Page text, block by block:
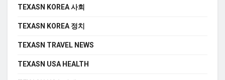
TEXASN KOREA 사회
TEXASN KOREA 정치
TEXASN TRAVEL NEWS
TEXASN USA HEALTH